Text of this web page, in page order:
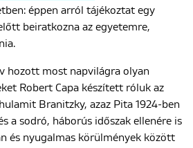
éppen arról tájékoztat egy
beiratkozna az egyetemre,
hozott most napvilágra olyan
Robert Capa készített róluk az
Branitzky, azaz Pita 1924-ben
a sodró, háborús időszak ellenére is
és nyugalmas körülmények között